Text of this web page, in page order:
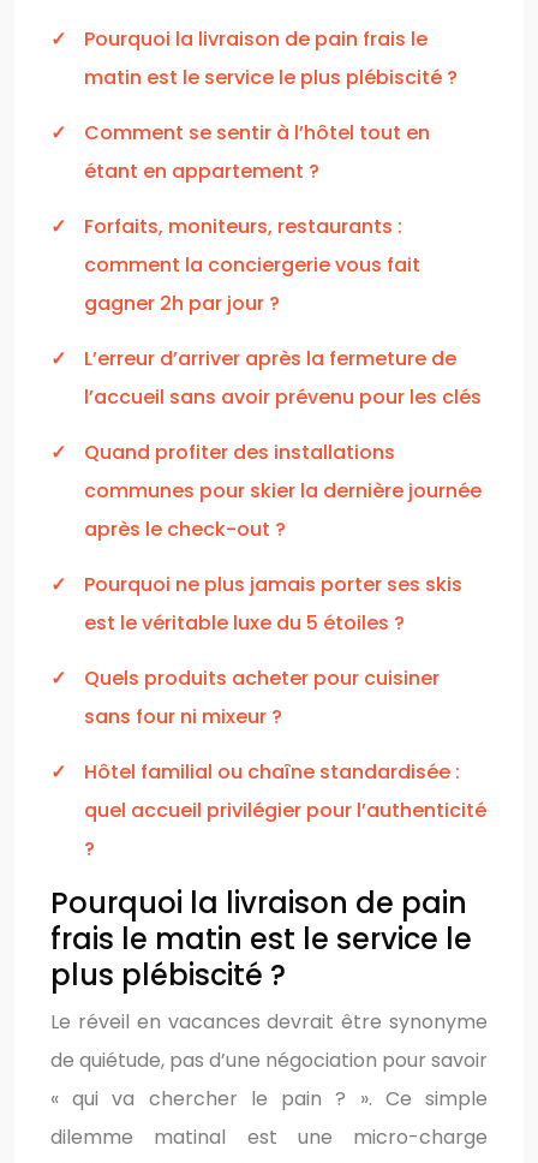
Pourquoi la livraison de pain frais le
matin est le service le plus plébiscité ?
Comment se sentir à l’hôtel tout en
étant en appartement ?
Forfaits, moniteurs, restaurants :
comment la conciergerie vous fait
gagner 2h par jour ?
L’erreur d’arriver après la fermeture de
l’accueil sans avoir prévenu pour les clés
Quand profiter des installations
communes pour skier la dernière journée
après le check-out ?
Pourquoi ne plus jamais porter ses skis
est le véritable luxe du 5 étoiles ?
Quels produits acheter pour cuisiner
sans four ni mixeur ?
Hôtel familial ou chaîne standardisée :
quel accueil privilégier pour l’authenticité
?
Pourquoi la livraison de pain
frais le matin est le service le
plus plébiscité ?
Le réveil en vacances devrait être synonyme
de quiétude, pas d’une négociation pour savoir
« qui va chercher le pain ? ». Ce simple
dilemme matinal est une micro-charge